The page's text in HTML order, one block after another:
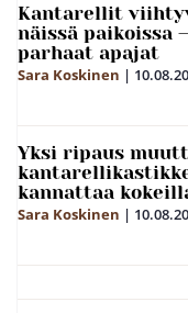
Kantarellit
näissä paikoissa
parhaat apajat
Sara Koskinen |
Yksi ripaus
kannattaa
Sara Koskinen |